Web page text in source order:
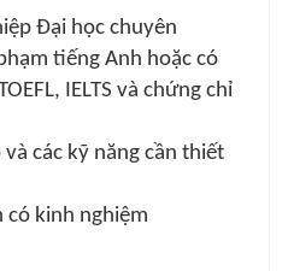
Đại học chuyên
tiếng Anh hoặc có
IELTS và chứng chỉ
các kỹ năng cần thiết
có kinh nghiệm